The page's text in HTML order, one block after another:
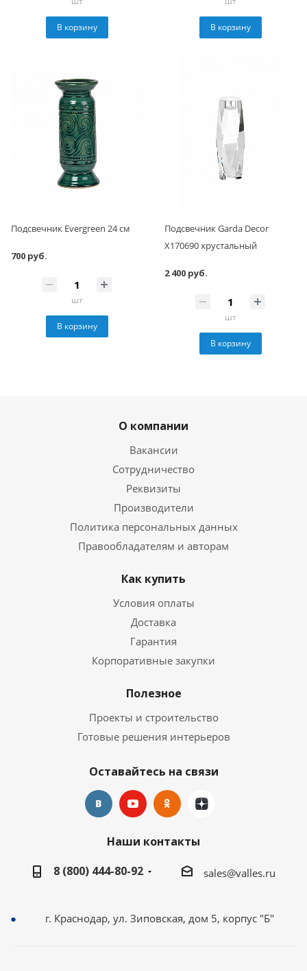
В корзину В корзину
Подсвечник Evergreen 24 см
700 руб.
шт
В корзину
Подсвечник Garda Decor
X170690 хрустальный
2 400 руб.
шт
В корзину
О компании
Вакансии
Сотрудничество
Реквизиты
Производители
Политика персональных данных
Правообладателям и авторам
Как купить
Условия оплаты
Доставка
Гарантия
Корпоративные закупки
Полезное
Проекты и строительство
Готовые решения интерьеров
Оставайтесь на связи
Наши контакты
8 (800) 444-80-92
sales@valles.ru
г. Краснодар, ул. Зиповская, дом 5, корпус "Б"